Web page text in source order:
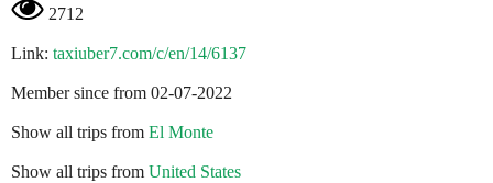
2712
Link: taxiuber7.com/c/en/14/6137
Member since from 02-07-2022
Show all trips from El Monte
Show all trips from United States